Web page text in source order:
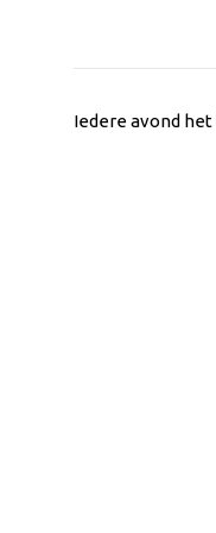
Iedere avond